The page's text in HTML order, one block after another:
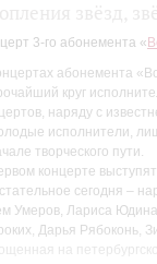
3-го абонемента «
абонемента
круг
наряду с
исполнители,
творческого пути.
концерте
сегодня –
Умеров, Лариса
Дарья Рябоконь,
на